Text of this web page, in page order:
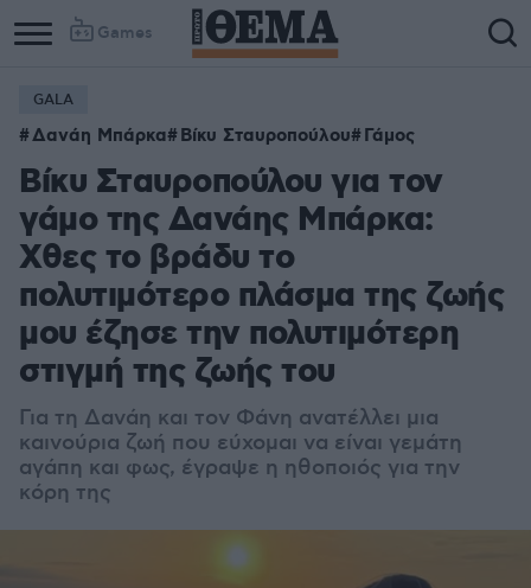
Games
GALA
Δανάη Μπάρκα Βίκυ Σταυροπούλου Γάμος
Βίκυ Σταυροπούλου για τον
γάμο της Δανάης Μπάρκα:
Χθες το βράδυ το
πολυτιμότερο πλάσμα της ζωής
μου έζησε την πολυτιμότερη
στιγμή της ζωής του
Για τη Δανάη και τον Φάνη ανατέλλει μια
καινούρια ζωή που εύχομαι να είναι γεμάτη
αγάπη και φως, έγραψε η ηθοποιός για την
κόρη της